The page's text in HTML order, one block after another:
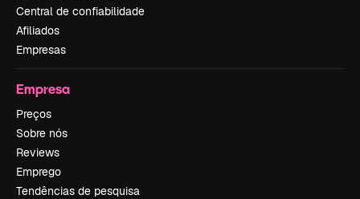
Central de confiabilidade
Afiliados
Empresas
Empresa
Preços
Sobre nós
Reviews
Emprego
Tendências de pesquisa